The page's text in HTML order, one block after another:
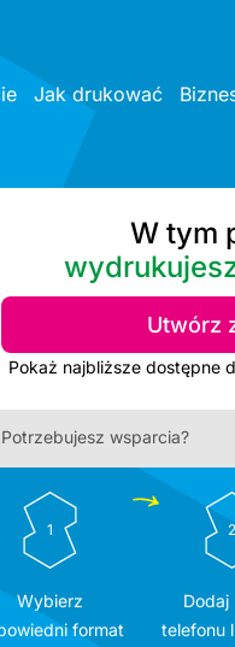
Jak drukować
W tym
Utwórz
Potrzebujesz wsparcia?
1
Wybierz
format
2
Dodaj
telefonu